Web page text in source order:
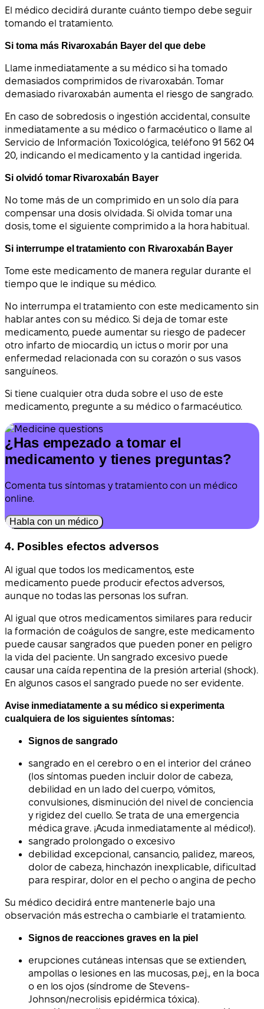
El médico decidirá durante cuánto tiempo debe seguir
tomando el tratamiento.
Si toma más Rivaroxabán Bayer del que debe
Llame inmediatamente a su médico si ha tomado
demasiados comprimidos de rivaroxabán. Tomar
demasiado rivaroxabán aumenta el riesgo de sangrado.
En caso de sobredosis o ingestión accidental, consulte
inmediatamente a su médico o farmacéutico o llame al
Servicio de Información Toxicológica, teléfono 91 562 04
20, indicando el medicamento y la cantidad ingerida.
Si olvidó tomar Rivaroxabán Bayer
No tome más de un comprimido en un solo día para
compensar una dosis olvidada. Si olvida tomar una
dosis, tome el siguiente comprimido a la hora habitual.
Si interrumpe el tratamiento con Rivaroxabán Bayer
Tome este medicamento de manera regular durante el
tiempo que le indique su médico.
No interrumpa el tratamiento con este medicamento sin
hablar antes con su médico. Si deja de tomar este
medicamento, puede aumentar su riesgo de padecer
otro infarto de miocardio, un ictus o morir por una
enfermedad relacionada con su corazón o sus vasos
sanguíneos.
Si tiene cualquier otra duda sobre el uso de este
medicamento, pregunte a su médico o farmacéutico.
¿Has empezado a tomar el
medicamento y tienes preguntas?
Comenta tus síntomas y tratamiento con un médico
online.
Habla con un médico
4. Posibles efectos adversos
Al igual que todos los medicamentos, este
medicamento puede producir efectos adversos,
aunque no todas las personas los sufran.
Al igual que otros medicamentos similares para reducir
la formación de coágulos de sangre, este medicamento
puede causar sangrados que pueden poner en peligro
la vida del paciente. Un sangrado excesivo puede
causar una caída repentina de la presión arterial (shock).
En algunos casos el sangrado puede no ser evidente.
Avise inmediatamente a su médico si experimenta
cualquiera de los siguientes síntomas:
Signos de sangrado
sangrado en el cerebro o en el interior del cráneo
(los síntomas pueden incluir dolor de cabeza,
debilidad en un lado del cuerpo, vómitos,
convulsiones, disminución del nivel de conciencia
y rigidez del cuello. Se trata de una emergencia
médica grave. ¡Acuda inmediatamente al médico!).
sangrado prolongado o excesivo
debilidad excepcional, cansancio, palidez, mareos,
dolor de cabeza, hinchazón inexplicable, dificultad
para respirar, dolor en el pecho o angina de pecho
Su médico decidirá entre mantenerle bajo una
observación más estrecha o cambiarle el tratamiento.
Signos de reacciones graves en la piel
erupciones cutáneas intensas que se extienden,
ampollas o lesiones en las mucosas, p.ej., en la boca
o en los ojos (síndrome de Stevens-
Johnson/necrolisis epidérmica tóxica).